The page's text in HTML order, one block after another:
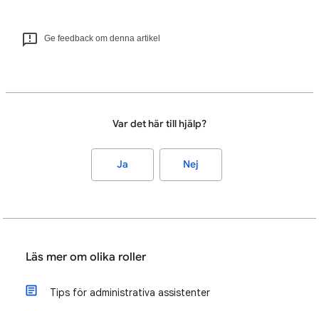
Ge feedback om denna artikel
Var det här till hjälp?
Ja Nej
Läs mer om olika roller
Tips för administrativa assistenter